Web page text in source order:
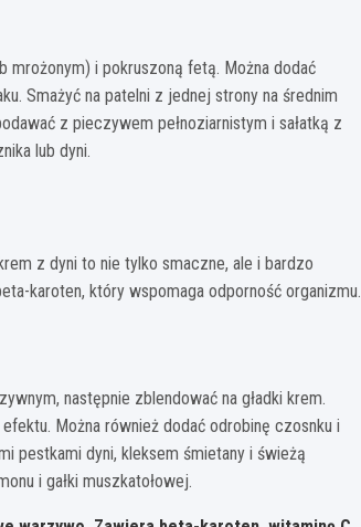
mrożonym) i pokruszoną fetą. Można dodać
Smażyć na patelni z jednej strony na średnim
z pieczywem pełnoziarnistym i sałatką z
lub dyni.
z dyni to nie tylko smaczne, ale i bardzo
karoten, który wspomaga odporność organizmu.
następnie zblendować na gładki krem.
Można również dodać odrobinę czosnku i
pestkami dyni, kleksem śmietany i świeżą
i gałki muszkatołowej.